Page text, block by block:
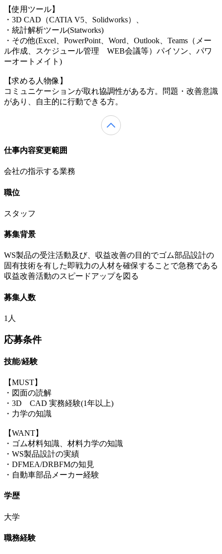
【使用ツール】
・3D CAD（CATIA V5、Solidworks）、
・統計解析ツール(Statworks)
・その他(Excel、PowerPoint、Word、Outlook、Teams（メー
ル作成、スケジュール管理 WEB会議等）パイソン、パワ
ーオートメイト)
【求める人物像】
コミュニケーションが取れ協調性がある方。問題・改善意識
があり、自主的に行動できる方。
仕事内容変更範囲
会社の指示する業務
職位
スタッフ
募集背景
WS製品の受注活動及び、収益改善の目的でゴム部品設計の
固有技術を有した即戦力の人材を確保することで急務である
収益改善活動のスピードアップを図る
募集人数
1人
応募条件
技能/経験
【MUST】
・図面の読解
・3D CAD 実務経験(1年以上)
・力学の知識
【WANT】
・ゴム材料知識、材料力学の知識
・WS製品設計の実績
・DFMEA/DRBFMの知見
・自動車部品メーカー経験
学歴
大学
職務経験